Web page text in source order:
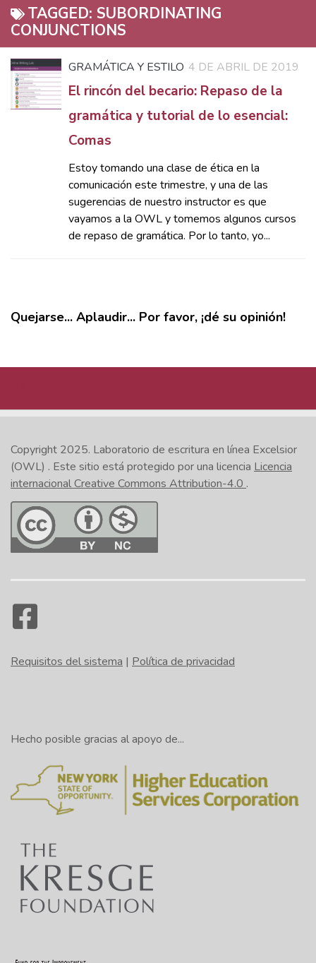
TAGGED: SUBORDINATING
CONJUNCTIONS
GRAMÁTICA Y ESTILO 4 DE ABRIL DE 2019
El rincón del becario: Repaso de la
gramática y tutorial de lo esencial:
Comas
Estoy tomando una clase de ética en la
comunicación este trimestre, y una de las
sugerencias de nuestro instructor es que
vayamos a la OWL y tomemos algunos cursos
de repaso de gramática. Por lo tanto, yo...
Quejarse... Aplaudir... Por favor, ¡dé su opinión!
Copyright 2025. Laboratorio de escritura en línea Excelsior
(OWL) . Este sitio está protegido por una licencia Licencia
internacional Creative Commons Attribution-4.0 .
Requisitos del sistema | Política de privacidad
Hecho posible gracias al apoyo de...